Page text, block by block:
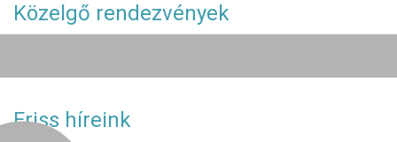
Közelgő rendezvények
Friss híreink